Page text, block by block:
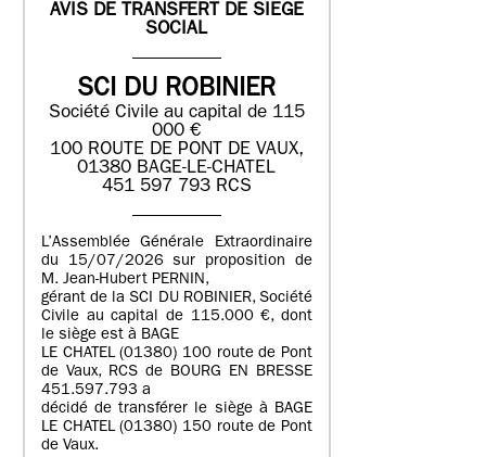
AVIS DE TRANSFERT DE SIEGE
SOCIAL
SCI DU ROBINIER
Société Civile au capital de 115
000 €
100 ROUTE DE PONT DE VAUX,
01380 BAGE-LE-CHATEL
451 597 793 RCS
L’Assemblée Générale Extraordinaire
du 15/07/2026 sur proposition de
M. Jean-Hubert PERNIN,
gérant de la SCI DU ROBINIER, Société
Civile au capital de 115.000 €, dont
le siège est à BAGE
LE CHATEL (01380) 100 route de Pont
de Vaux, RCS de BOURG EN BRESSE
451.597.793 a
décidé de transférer le siège à BAGE
LE CHATEL (01380) 150 route de Pont
de Vaux.